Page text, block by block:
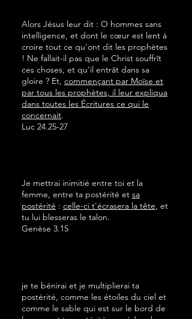
Alors Jésus leur dit : O hommes sans
intelligence, et dont le cœur est lent à
croire tout ce qu'ont dit les prophètes
! Ne fallait-il pas que le Christ souffrît
ces choses, et qu'il entrât dans sa
gloire ? Et, commençant par Moïse et
par tous les prophètes, il leur expliqua
dans toutes les Écritures ce qui le
concernait.
Luc 24.25-27
Je mettrai inimitié entre toi et la
femme, entre ta postérité et sa
postérité : celle-ci t'écrasera la tête, et
tu lui blesseras le talon.
Genèse 3.15
je te bénirai et je multiplierai ta
postérité, comme les étoiles du ciel et
comme le sable qui est sur le bord de